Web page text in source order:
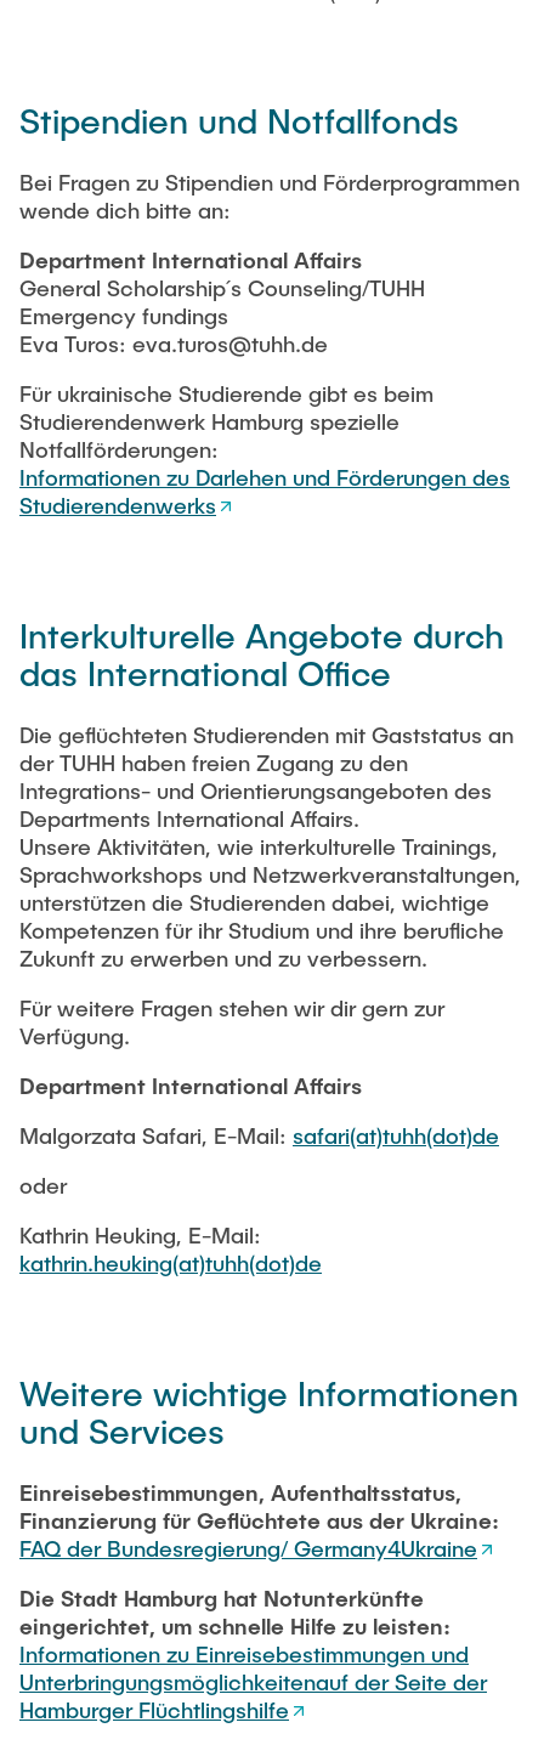
Stipendien und Notfallfonds
Bei Fragen zu Stipendien und Förderprogrammen
wende dich bitte an:
Department International Affairs
General Scholarship´s Counseling/TUHH
Emergency fundings
Eva Turos: eva.turos@tuhh.de
Für ukrainische Studierende gibt es beim
Studierendenwerk Hamburg spezielle
Notfallförderungen:
Informationen zu Darlehen und Förderungen des
Studierendenwerks
Interkulturelle Angebote durch
das International Office
Die geflüchteten Studierenden mit Gaststatus an
der TUHH haben freien Zugang zu den
Integrations- und Orientierungsangeboten des
Departments International Affairs.
Unsere Aktivitäten, wie interkulturelle Trainings,
Sprachworkshops und Netzwerkveranstaltungen,
unterstützen die Studierenden dabei, wichtige
Kompetenzen für ihr Studium und ihre berufliche
Zukunft zu erwerben und zu verbessern.
Für weitere Fragen stehen wir dir gern zur
Verfügung.
Department International Affairs
Malgorzata Safari, E-Mail: safari(at)tuhh(dot)de
oder
Kathrin Heuking, E-Mail:
kathrin.heuking(at)tuhh(dot)de
Weitere wichtige Informationen
und Services
Einreisebestimmungen, Aufenthaltsstatus,
Finanzierung für Geflüchtete aus der Ukraine:
FAQ der Bundesregierung/ Germany4Ukraine
Die Stadt Hamburg hat Notunterkünfte
eingerichtet, um schnelle Hilfe zu leisten:
Informationen zu Einreisebestimmungen und
Unterbringungsmöglichkeitenauf der Seite der
Hamburger Flüchtlingshilfe